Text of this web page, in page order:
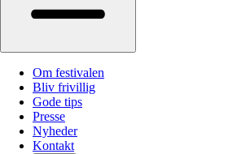
Om festivalen
Bliv frivillig
Gode tips
Presse
Nyheder
Kontakt